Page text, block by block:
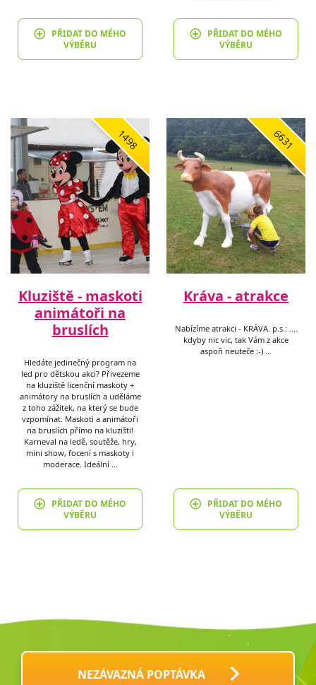
PŘIDAT DO MÉHO
VÝBĚRU
PŘIDAT DO MÉHO
VÝBĚRU
1498
Kluziště - maskoti
animátoři na
bruslích
Hledáte jedinečný program na
led pro dětskou akci? Přivezeme
na kluziště licenční maskoty +
animátory na bruslích a uděláme
z toho zážitek, na který se bude
vzpomínat. Maskoti a animátoři
na bruslích přímo na kluzišti!
Karneval na ledě, soutěže, hry,
mini show, focení s maskoty i
moderace. Ideální …
PŘIDAT DO MÉHO
VÝBĚRU
6631
Kráva - atrakce
Nabízíme atrakci - KRÁVA. p.s.: ....
kdyby nic vic, tak Vám z akce
aspoň neuteče :-) …
PŘIDAT DO MÉHO
VÝBĚRU
NEZÁVAZNÁ POPTÁVKA